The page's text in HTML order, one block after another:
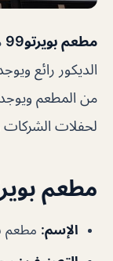
مطعم بويرتو99
من المطعم
لحفلات الشركات
مطعم
الإسم: مطعم